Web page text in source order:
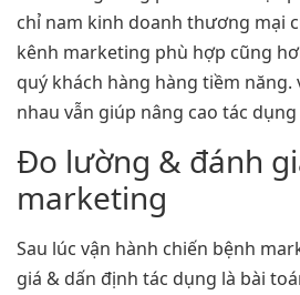
chỉ nam kinh doanh thương mại
kênh marketing phù hợp cũng
quý khách hàng hàng tiềm
nhau vẫn giúp nâng cao tác
Đo lường & đánh
marketing
Sau lúc vận hành chiến bệnh
giá & dấn định tác dụng là bài